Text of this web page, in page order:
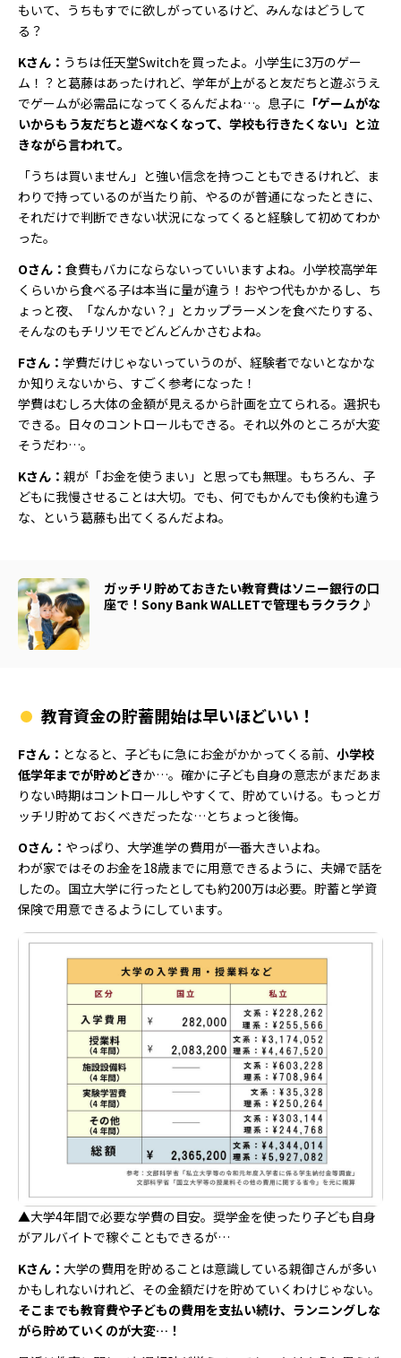
もいて、うちもすでに欲しがっているけど、みんなはどうして
る？
Kさん： うちは任天堂Switchを買ったよ。小学生に3万のゲー
ム！？と葛藤はあったけれど、学年が上がると友だちと遊ぶうえ
でゲームが必需品になってくるんだよね…。息子に 「ゲームがな
いからもう友だちと遊べなくなって、学校も行きたくない」と泣
きながら言われて。
「うちは買いません」と強い信念を持つこともできるけれど、ま
わりで持っているのが当たり前、やるのが普通になったときに、
それだけで判断できない状況になってくると経験して初めてわか
った。
Oさん： 食費もバカにならないっていいますよね。小学校高学年
くらいから食べる子は本当に量が違う！おやつ代もかかるし、ち
ょっと夜、「なんかない？」とカップラーメンを食べたりする、
そんなのもチリツモでどんどんかさむよね。
Fさん： 学費だけじゃないっていうのが、経験者でないとなかな
か知りえないから、すごく参考になった！
学費はむしろ大体の金額が見えるから計画を立てられる。選択も
できる。日々のコントロールもできる。それ以外のところが大変
そうだわ…。
Kさん： 親が「お金を使うまい」と思っても無理。もちろん、子
どもに我慢させることは大切。でも、何でもかんでも倹約も違う
な、という葛藤も出てくるんだよね。
ガッチリ貯めておきたい教育費はソニー銀行の口
座で！Sony Bank WALLETで管理もラクラク♪
教育資金の貯蓄開始は早いほどいい！
Fさん： となると、子どもに急にお金がかかってくる前、 小学校
低学年までが貯めどきか…。確かに子ども自身の意志がまだあま
りない時期はコントロールしやすくて、貯めていける。もっとガ
ッチリ貯めておくべきだったな…とちょっと後悔。
Oさん： やっぱり、大学進学の費用が一番大きいよね。
わが家ではそのお金を18歳までに用意できるように、夫婦で話を
したの。国立大学に行ったとしても約200万は必要。貯蓄と学資
保険で用意できるようにしています。
▲大学4年間で必要な学費の目安。奨学金を使ったり子ども自身
がアルバイトで稼ぐこともできるが…
Kさん： 大学の費用を貯めることは意識している親御さんが多い
かもしれないけれど、その金額だけを貯めていくわけじゃない。
そこまでも教育費や子どもの費用を支払い続け、ランニングしな
がら貯めていくのが大変…！